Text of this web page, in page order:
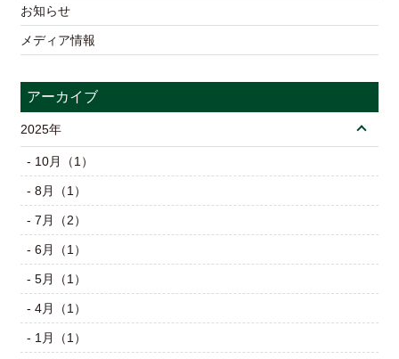
お知らせ
メディア情報
アーカイブ
2025年
- 10月（1）
- 8月（1）
- 7月（2）
- 6月（1）
- 5月（1）
- 4月（1）
- 1月（1）